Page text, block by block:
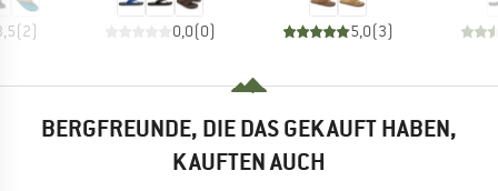
(2) 0,0(0) 5,0(3)
BERGFREUNDE, DIE DAS GEKAUFT HABEN,
KAUFTEN AUCH